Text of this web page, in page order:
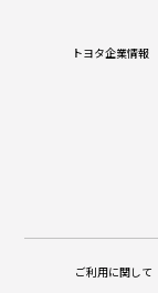
トヨタ企業情報
ご利用に関して